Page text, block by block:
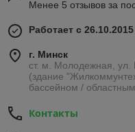
Менее 5 отзывов за
Работает с 26.10.2015
г. Минск
ст. м. Молодежная, ул.
(здание
бассейном /
Контакты